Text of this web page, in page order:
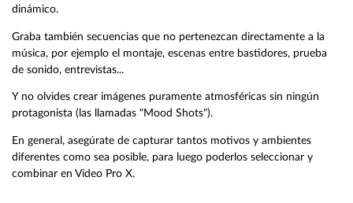
dinámico.
Graba también secuencias que no pertenezcan directamente a la
música, por ejemplo el montaje, escenas entre bastidores, prueba
de sonido, entrevistas...
Y no olvides crear imágenes puramente atmosféricas sin ningún
protagonista (las llamadas "Mood Shots").
En general, asegúrate de capturar tantos motivos y ambientes
diferentes como sea posible, para luego poderlos seleccionar y
combinar en Video Pro X.